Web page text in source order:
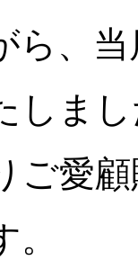
ら、
しま
ご愛